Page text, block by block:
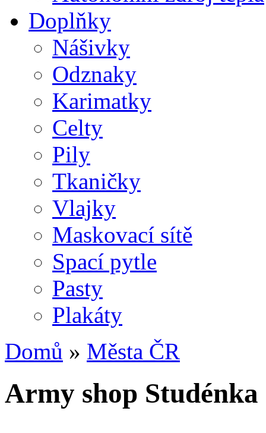
Doplňky
Nášivky
Odznaky
Karimatky
Celty
Pily
Tkaničky
Vlajky
Maskovací sítě
Spací pytle
Pasty
Plakáty
Domů » Města ČR
Army shop Studénka